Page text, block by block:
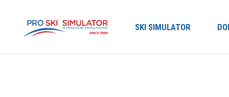
SKI SIMULATOR